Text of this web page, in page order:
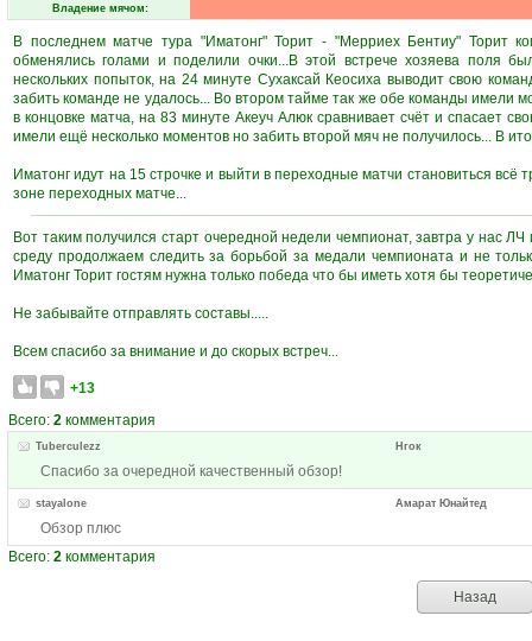
Владение мячом:
В последнем матче тура "Иматонг" Торит - "Мерриех Бентиу" Торит
обменялись голами и поделили очки...В этой встрече хозяева поля
нескольких попыток, на 24 минуте Сухаксай Кеосиха выводит свою
забить команде не удалось... Во втором тайме так же обе команды имели
в концовке матча, на 83 минуте Акеуч Алюк сравнивает счёт и спасает
имели ещё несколько моментов но забить второй мяч не получилось... В
Иматонг идут на 15 строчке и выйти в переходные матчи становиться всё
зоне переходных матче...
Вот таким получился старт очередной недели чемпионат, завтра у нас
среду продолжаем следить за борьбой за медали чемпионата и не
Иматонг Торит гостям нужна только победа что бы иметь хотя бы
Не забывайте отправлять составы.....
Всем спасибо за внимание и до скорых встреч...
+13
Всего: 2 комментария
Tuberculezz Нгок
Спасибо за очередной качественный обзор!
stayalone Амарат Юнайтед
Обзор плюс
Всего: 2 комментария
Назад